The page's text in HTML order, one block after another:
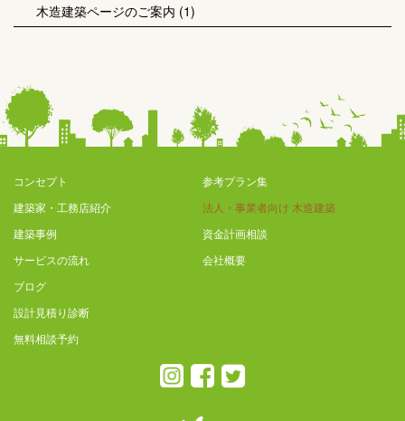
木造建築ページのご案内 (1)
コンセプト
建築家・工務店紹介
建築事例
サービスの流れ
参考プラン集
法人・事業者向け 木造建築
資金計画相談
会社概要
ブログ
設計見積り診断
無料相談予約